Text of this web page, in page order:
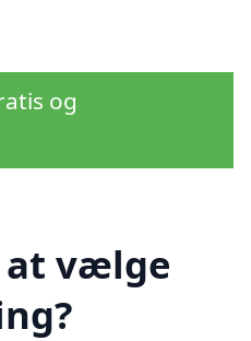
og
at vælge